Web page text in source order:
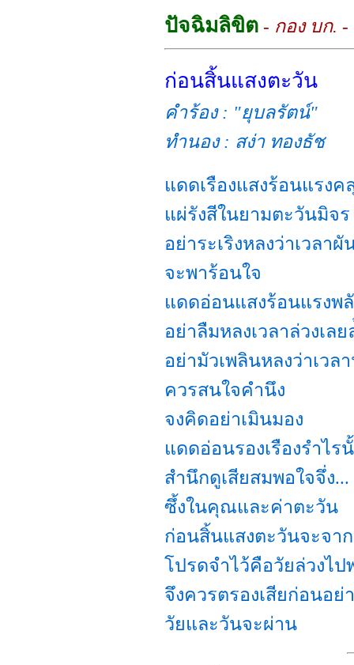
ปัจฉิมลิขิต - กอง บก. -
ก่อนสิ้นแสงตะวัน
คำร้อง : "ยุบลรัตน์"
ทำนอง : สง่า ทองธัช
แดดเรืองแสงร้อนแรง
แผ่รังสีในยามตะวันมิจร
อย่าระเริงหลงว่าเวลา
จะพาร้อนใจ
แดดอ่อนแสงร้อนแรงพ
อย่าลืมหลงเวลาล่วงเลย
อย่ามัวเพลินหลงว่าเวล
ควรสนใจคำนึง
จงคิดอย่าเมินมอง
แดดอ่อนรองเรืองรำไ
สำนึกดูเสียสมพอใจจึ่ง...
ซึ้งในคุณและค่าตะวัน
ก่อนสิ้นแสงตะวันจะจา
โปรดจำไว้คือวัยล่วงไ
จึงควรตรองเสียก่อนอ
วัยและวันจะผ่าน